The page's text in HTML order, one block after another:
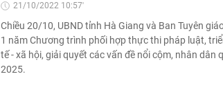
21/10/2022 10:57'
Chiều 20/10, UBND tỉnh Hà Giang và Ban Tuyên
1 năm Chương trình phối hợp thực thi pháp luật,
tế - xã hội, giải quyết các vấn đề nổi cộm, nhân dân
2025.